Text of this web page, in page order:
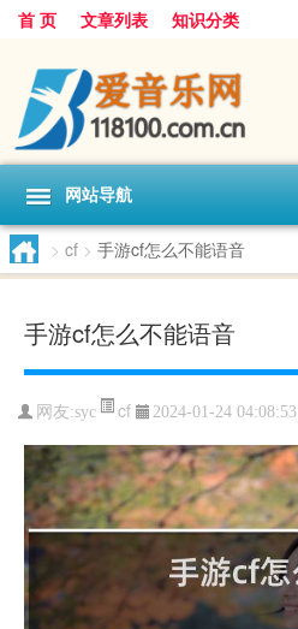
首 页 文章列表 知识分类
网站导航
> cf > 手游cf怎么不能语音
手游cf怎么不能语音
网友:syc cf 2024-01-24 04:08:53